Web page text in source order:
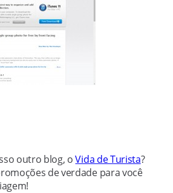
outro blog, oVida de Turista?
de verdade para você